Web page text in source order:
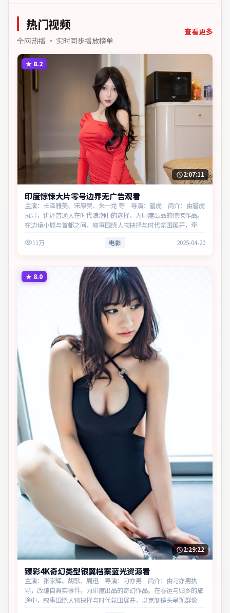
次，兼顾观赏性与现实意
义…
热门视频
全网热播 · 实时同步播放榜单
查看更多
★ 8.2
2:07:11
印度惊悚大片零号边界无广告观看
主演：长泽雅美、宋康昊、朱一龙 等 导演：管虎 简介：由管虎
执导，讲述普通人在时代浪潮中的选择，为印度出品的惊悚作品。
在边境小城与首都之间，叙事围绕人物抉择与时代氛围展开，牵动
与现实意义。
11万 电影 2025-04-20
★ 8.0
2:29:22
臻彩4K奇幻类型银翼档案蓝光资源看
主演：张家辉、胡歌、周迅 导演：刁亦男 简介：由刁亦男执
导，改编自真实事件，为印度出品的奇幻作品。在春运与归乡的旅
途中，叙事围绕人物抉择与时代氛围展开，以克制镜头呈现群像张